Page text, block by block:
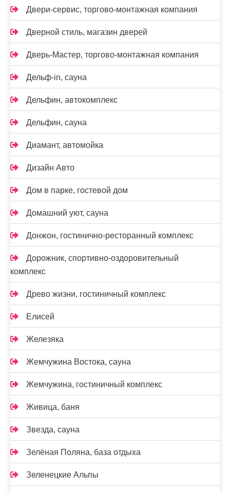
Двери-сервис, торгово-монтажная компания
Дверной стиль, магазин дверей
Дверь-Мастер, торгово-монтажная компания
Дельф-in, сауна
Дельфин, автокомплекс
Дельфин, сауна
Диамант, автомойка
Дизайн Авто
Дом в парке, гостевой дом
Домашний уют, сауна
Донжон, гостинично-ресторанный комплекс
Дорожник, спортивно-оздоровительный
комплекс
Древо жизни, гостиничный комплекс
Елисей
Железяка
Жемчужина Востока, сауна
Жемчужина, гостиничный комплекс
Живица, баня
Звезда, сауна
Зелёная Поляна, база отдыха
Зеленецкие Альпы